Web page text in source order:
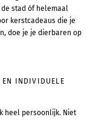
stad óf helemaal
kerstcadeaus die je
doe je je dierbaren op
EN INDIVIDUELE
heel persoonlijk. Niet